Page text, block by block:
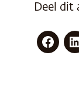
Deel dit